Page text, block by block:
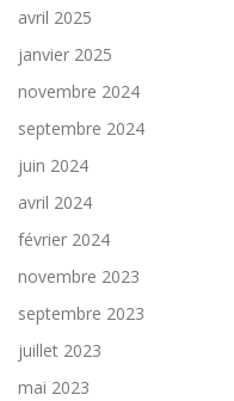
avril 2025
janvier 2025
novembre 2024
septembre 2024
juin 2024
avril 2024
février 2024
novembre 2023
septembre 2023
juillet 2023
mai 2023